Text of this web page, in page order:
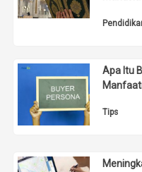
Apa Itu
Tips